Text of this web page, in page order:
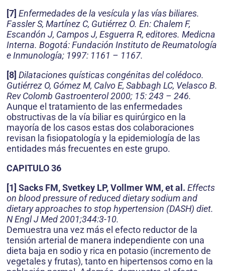
[7] Enfermedades de la vesícula y las vías biliares.
Fassler S, Martínez C, Gutiérrez O. En: Chalem F,
Escandón J, Campos J, Esguerra R, editores. Medicna
Interna. Bogotá: Fundación Instituto de Reumatología
e Inmunología; 1997: 1161 – 1167.
[8] Dilataciones quísticas congénitas del colédoco.
Gutiérrez O, Gómez M, Calvo E, Sabbagh LC, Velasco B.
Rev Colomb Gastroenterol 2000; 15: 243 – 246.
Aunque el tratamiento de las enfermedades
obstructivas de la vía biliar es quirúrgico en la
mayoría de los casos estas dos colaboraciones
revisan la fisiopatología y la epidemiología de las
entidades más frecuentes en este grupo.
CAPITULO 36
[1] Sacks FM, Svetkey LP, Vollmer WM, et al. Effects
on blood pressure of reduced dietary sodium and
dietary approaches to stop hypertension (DASH) diet.
N Engl J Med 2001;344:3-10.
Demuestra una vez más el efecto reductor de la
tensión arterial de manera independiente con una
dieta baja en sodio y rica en potasio (incremento de
vegetales y frutas), tanto en hipertensos como en la